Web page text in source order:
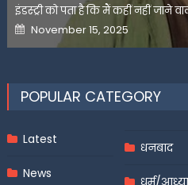
इंडस्ट्री को पता है कि मैं कहीं नहीं जाने
Posted
on
November 15, 2025
POPULAR CATEGORY
Latest
News
धनबाद